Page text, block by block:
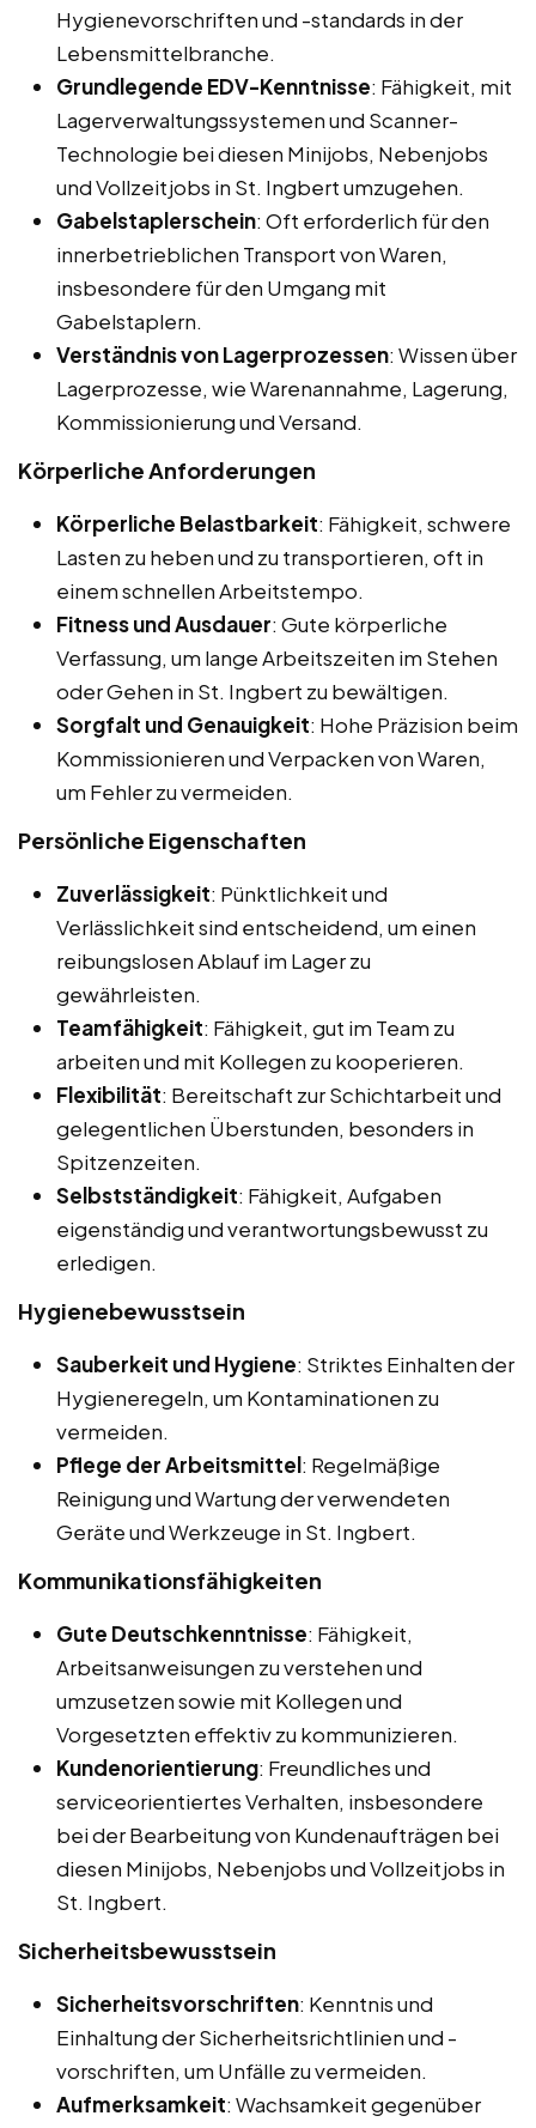
Hygienevorschriften und -standards in der
Lebensmittelbranche.
Grundlegende EDV-Kenntnisse: Fähigkeit, mit
Lagerverwaltungssystemen und Scanner-
Technologie bei diesen Minijobs, Nebenjobs
und Vollzeitjobs in St. Ingbert umzugehen.
Gabelstaplerschein: Oft erforderlich für den
innerbetrieblichen Transport von Waren,
insbesondere für den Umgang mit
Gabelstaplern.
Verständnis von Lagerprozessen: Wissen über
Lagerprozesse, wie Warenannahme, Lagerung,
Kommissionierung und Versand.
Körperliche Anforderungen
Körperliche Belastbarkeit: Fähigkeit, schwere
Lasten zu heben und zu transportieren, oft in
einem schnellen Arbeitstempo.
Fitness und Ausdauer: Gute körperliche
Verfassung, um lange Arbeitszeiten im Stehen
oder Gehen in St. Ingbert zu bewältigen.
Sorgfalt und Genauigkeit: Hohe Präzision beim
Kommissionieren und Verpacken von Waren,
um Fehler zu vermeiden.
Persönliche Eigenschaften
Zuverlässigkeit: Pünktlichkeit und
Verlässlichkeit sind entscheidend, um einen
reibungslosen Ablauf im Lager zu
gewährleisten.
Teamfähigkeit: Fähigkeit, gut im Team zu
arbeiten und mit Kollegen zu kooperieren.
Flexibilität: Bereitschaft zur Schichtarbeit und
gelegentlichen Überstunden, besonders in
Spitzenzeiten.
Selbstständigkeit: Fähigkeit, Aufgaben
eigenständig und verantwortungsbewusst zu
erledigen.
Hygienebewusstsein
Sauberkeit und Hygiene: Striktes Einhalten der
Hygieneregeln, um Kontaminationen zu
vermeiden.
Pflege der Arbeitsmittel: Regelmäßige
Reinigung und Wartung der verwendeten
Geräte und Werkzeuge in St. Ingbert.
Kommunikationsfähigkeiten
Gute Deutschkenntnisse: Fähigkeit,
Arbeitsanweisungen zu verstehen und
umzusetzen sowie mit Kollegen und
Vorgesetzten effektiv zu kommunizieren.
Kundenorientierung: Freundliches und
serviceorientiertes Verhalten, insbesondere
bei der Bearbeitung von Kundenaufträgen bei
diesen Minijobs, Nebenjobs und Vollzeitjobs in
St. Ingbert.
Sicherheitsbewusstsein
Sicherheitsvorschriften: Kenntnis und
Einhaltung der Sicherheitsrichtlinien und -
vorschriften, um Unfälle zu vermeiden.
Aufmerksamkeit: Wachsamkeit gegenüber